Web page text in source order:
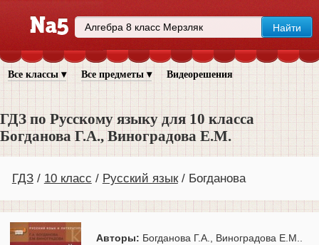
Все классы ▾ Все предметы ▾ Видеорешения
ГДЗ по Русскому языку для 10 класса
Богданова Г.А., Виноградова Е.М.
ГДЗ 10 класс Русский язык Богданова
Авторы: Богданова Г.А., Виноградова Е.М..